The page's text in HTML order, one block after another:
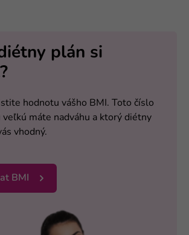
plán si
hodnotu vášho BMI. Toto číslo
veľkú máte nadváhu a ktorý diétny
vhodný.
BMI